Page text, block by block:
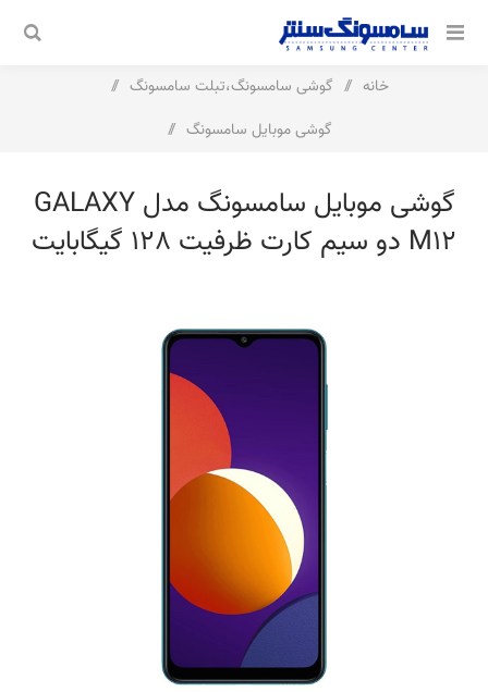
خانه / گوشی سامسونگ،تبلت سامسونگ
/
گوشی موبایل سامسونگ
/
گیگابایت و رم 4 گیگابایت
گوشی موبایل سامسونگ مدل GALAXY
M12 دو سیم کارت ظرفیت 128 گیگابایت